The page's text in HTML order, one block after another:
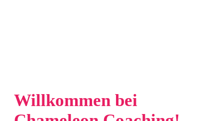
Willkommen bei